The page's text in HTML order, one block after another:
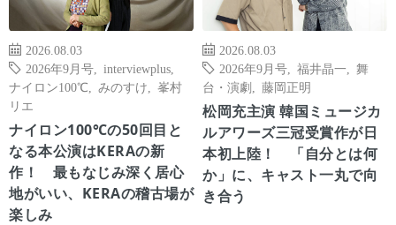
2026.08.03
2026年9月号
interviewplus
ナイロン100℃
みのすけ
峯村
リエ
ナイロン100℃の50回目と
なる本公演はKERAの新
作！ 最もなじみ深く居心
地がいい、KERAの稽古場が
楽しみ
2026.08.03
2026年9月号
福井晶一
舞
台・演劇
藤岡正明
松岡充主演 韓国ミュージカ
ルアワーズ三冠受賞作が日
本初上陸！ 「自分とは何
か」に、キャスト一丸で向
き合う